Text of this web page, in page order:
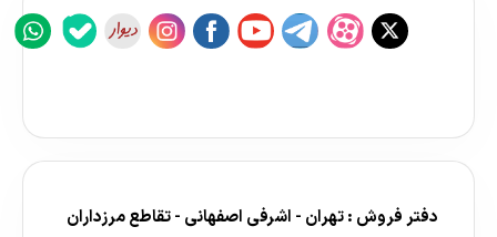
دفتر فروش : تهران - اشرفی اصفهانی - تقاطع مرزداران